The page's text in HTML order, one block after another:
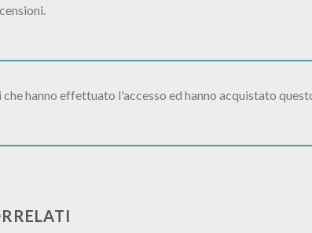
hanno effettuato l'accesso ed hanno acquistato